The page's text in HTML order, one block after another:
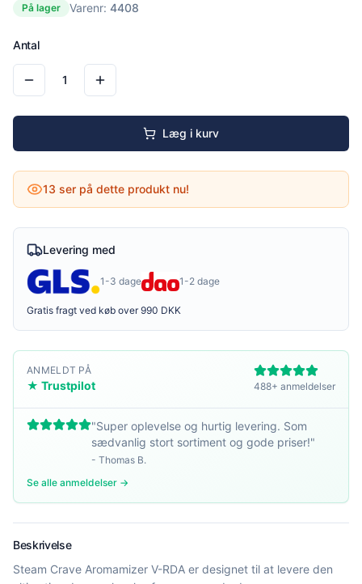
På lager Varenr: 4408
Antal
1
Læg i kurv
13 ser på dette produkt nu!
Levering med
1-3 dage 1-2 dage
Gratis fragt ved køb over 990 DKK
ANMELDT PÅ
★ Trustpilot 488+ anmeldelser
"Super oplevelse og hurtig levering. Som
sædvanlig stort sortiment og gode priser!"
- Thomas B.
Se alle anmeldelser →
Beskrivelse
Steam Crave Aromamizer V-RDA er designet til at levere den